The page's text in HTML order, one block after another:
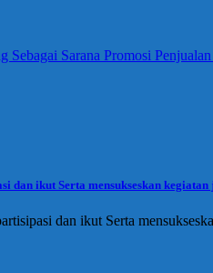
Sarana Promosi
ikut Serta mensukseskan kegiatan
dan ikut Serta